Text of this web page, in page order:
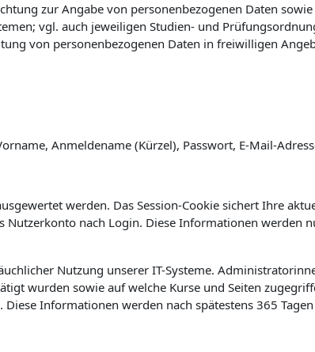
zur Angabe von personenbezogenen Daten
vgl. auch jeweiligen Studien- und
von personenbezogenen Daten in freiwilligen
Anmeldename (Kürzel), Passwort, E-Mail-
werden. Das Session-Cookie sichert Ihre
nach Login. Diese Informationen werden
Nutzung unserer IT-Systeme.
wurden sowie auf welche Kurse und Seiten
Informationen werden nach spätestens 365